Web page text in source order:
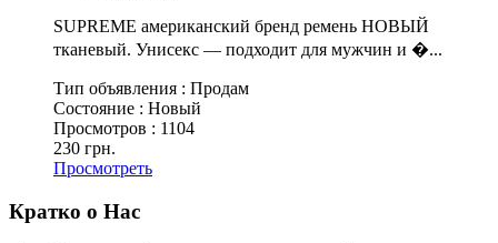
SUPREME американский бренд ремень НОВЫЙ
тканевый. Унисекс — подходит для мужчин и �...
Тип объявления : Продам
Состояние : Новый
Просмотров : 1104
230 грн.
Просмотреть
Кратко о Нас